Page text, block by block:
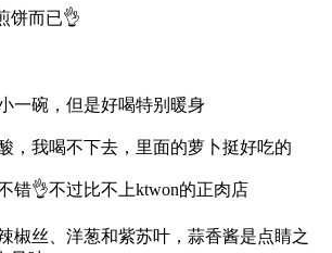
饼而已👌
一碗，但是好喝特别暖身
，我喝不下去，里面的萝卜挺好吃的
错👌不过比不上ktwon的正肉店
椒丝、洋葱和紫苏叶，蒜香酱是点睛之